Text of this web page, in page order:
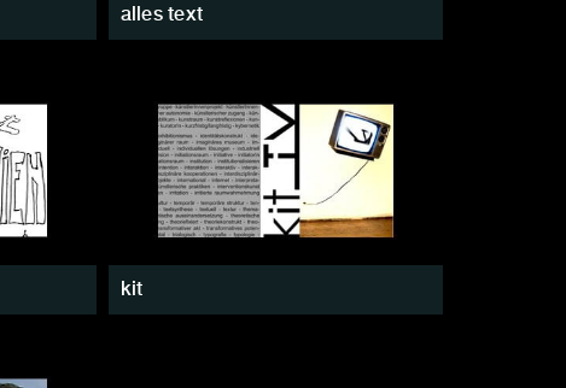
alles text
kit